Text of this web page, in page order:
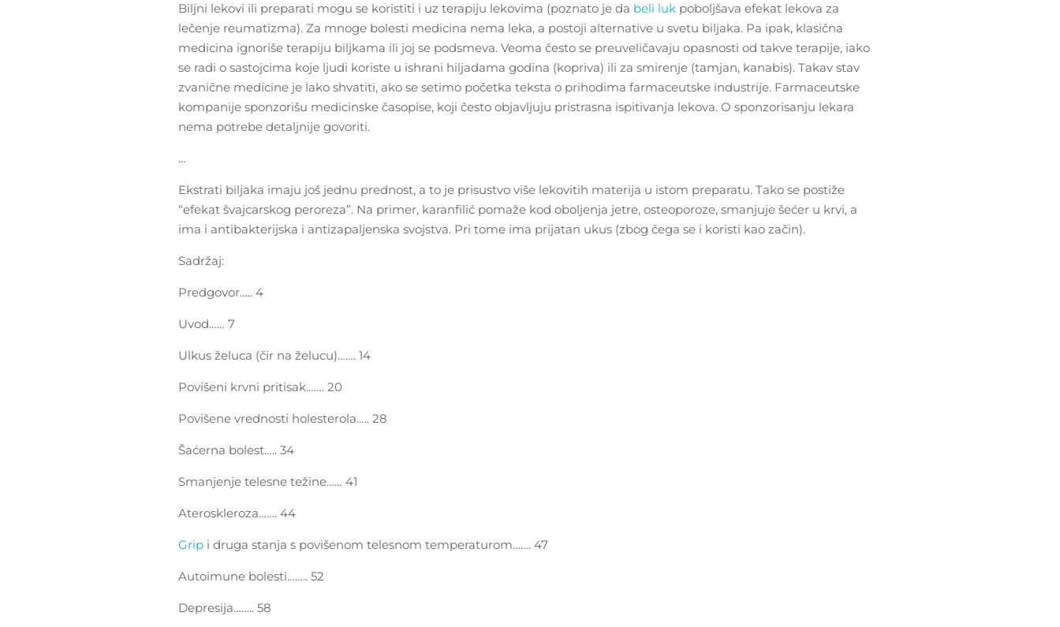
Biljni lekovi ili preparati mogu se koristiti i uz terapiju lekovima (poznato je da beli luk poboljšava efekat lekova za
lečenje reumatizma). Za mnoge bolesti medicina nema leka, a postoji alternative u svetu biljaka. Pa ipak, klasična
medicina ignoriše terapiju biljkama ili joj se podsmeva. Veoma često se preuveličavaju opasnosti od takve terapije, iako
se radi o sastojcima koje ljudi koriste u ishrani hiljadama godina (kopriva) ili za smirenje (tamjan, kanabis). Takav stav
zvanične medicine je lako shvatiti, ako se setimo početka teksta o prihodima farmaceutske industrije. Farmaceutske
kompanije sponzorišu medicinske časopise, koji često objavljuju pristrasna ispitivanja lekova. O sponzorisanju lekara
nema potrebe detaljnije govoriti.
…
Ekstrati biljaka imaju još jednu prednost, a to je prisustvo više lekovitih materija u istom preparatu. Tako se postiže
“efekat švajcarskog peroreza”. Na primer, karanfilić pomaže kod oboljenja jetre, osteoporoze, smanjuje šećer u krvi, a
ima i antibakterijska i antizapaljenska svojstva. Pri tome ima prijatan ukus (zbog čega se i koristi kao začin).
Sadržaj:
Predgovor….. 4
Uvod…… 7
Ulkus želuca (čir na želucu)……. 14
Povišeni krvni pritisak……. 20
Povišene vrednosti holesterola….. 28
Šaćerna bolest….. 34
Smanjenje telesne težine…… 41
Ateroskleroza……. 44
Grip i druga stanja s povišenom telesnom temperaturom……. 47
Autoimune bolesti…….. 52
Depresija…….. 58